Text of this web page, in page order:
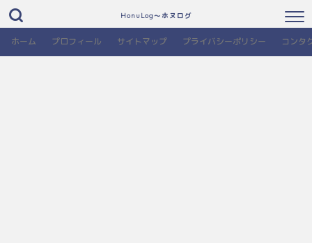
HonuLog～ホヌログ
ホーム プロフィール サイトマップ プライバシーポリシー コンタ